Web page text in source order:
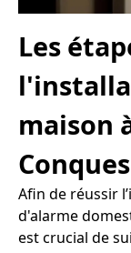
Les
maison
Conques
Afin de réussir
d'alarme
est crucial de